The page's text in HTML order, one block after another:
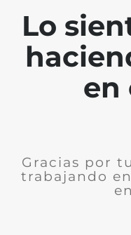
Lo
en
Gracias por
trabajando